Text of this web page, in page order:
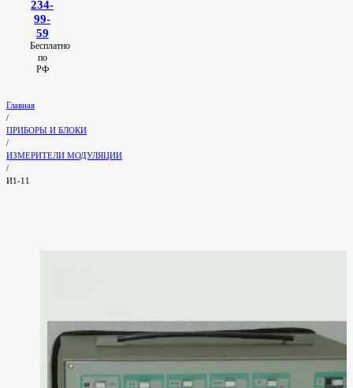
234-
99-
59
Бесплатно
по
РФ
Главная
/
ПРИБОРЫ И БЛОКИ
/
ИЗМЕРИТЕЛИ МОДУЛЯЦИИ
/
И1-11